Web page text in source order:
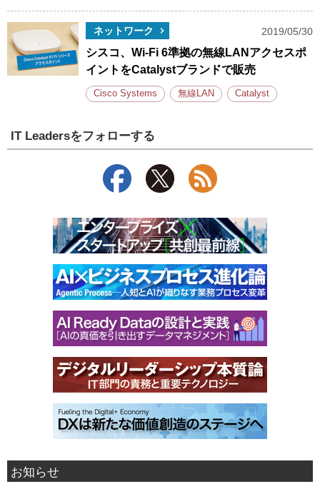
ネットワーク 2019/05/30
シスコ、Wi-Fi 6準拠の無線LANアクセスポ
イントをCatalystブランドで販売
Cisco Systems 無線LAN Catalyst
IT Leadersをフォローする
お知らせ